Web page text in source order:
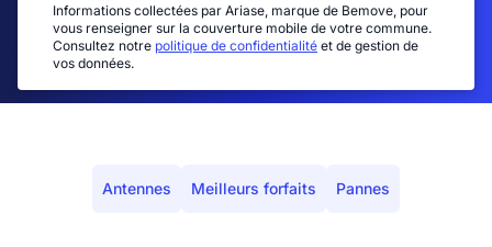
Informations collectées par Ariase, marque de Bemove, pour
vous renseigner sur la couverture mobile de votre commune.
Consultez notre politique de confidentialité et de gestion de
vos données.
Antennes Meilleurs forfaits Pannes